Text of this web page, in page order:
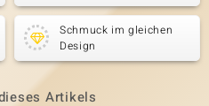
Schmuck im gleichen
Design
Artikels